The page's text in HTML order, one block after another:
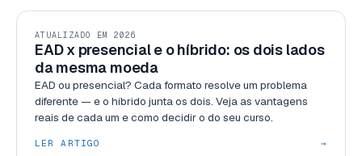
RECURSOS
ATUALIZADO EM 2026
EAD x presencial e o híbrido: os dois lados
da mesma moeda
EAD ou presencial? Cada formato resolve um problema
diferente — e o híbrido junta os dois. Veja as vantagens
reais de cada um e como decidir o do seu curso.
LER ARTIGO →